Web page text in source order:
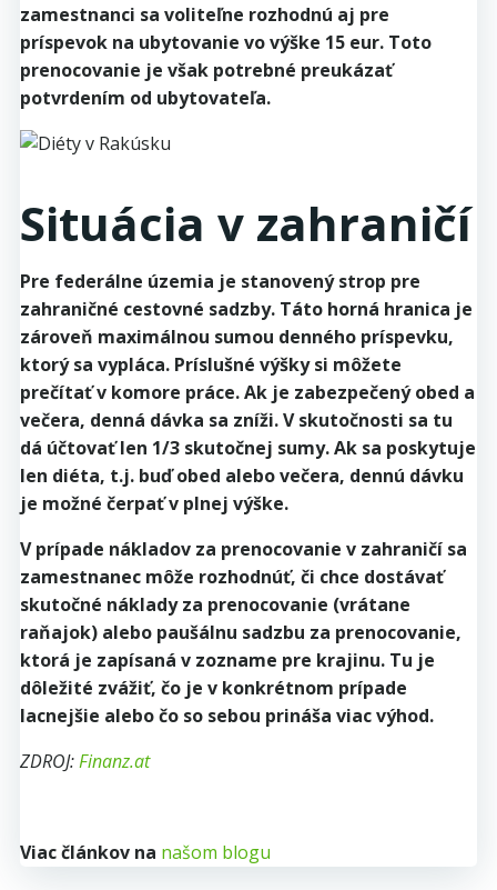
zamestnanci sa voliteľne rozhodnú aj pre
príspevok na ubytovanie vo výške 15 eur. Toto
prenocovanie je však potrebné preukázať
potvrdením od ubytovateľa.
Situácia v zahraničí
Pre federálne územia je stanovený strop pre
zahraničné cestovné sadzby. Táto horná hranica je
zároveň maximálnou sumou denného príspevku,
ktorý sa vypláca. Príslušné výšky si môžete
prečítať v komore práce. Ak je zabezpečený obed a
večera, denná dávka sa zníži. V skutočnosti sa tu
dá účtovať len 1/3 skutočnej sumy. Ak sa poskytuje
len diéta, t.j. buď obed alebo večera, dennú dávku
je možné čerpať v plnej výške.
V prípade nákladov za prenocovanie v zahraničí sa
zamestnanec môže rozhodnúť, či chce dostávať
skutočné náklady za prenocovanie (vrátane
raňajok) alebo paušálnu sadzbu za prenocovanie,
ktorá je zapísaná v zozname pre krajinu. Tu je
dôležité zvážiť, čo je v konkrétnom prípade
lacnejšie alebo čo so sebou prináša viac výhod.
ZDROJ:Finanz.at
Viac článkov na našom blogu